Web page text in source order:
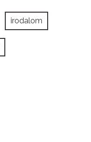
irodalom